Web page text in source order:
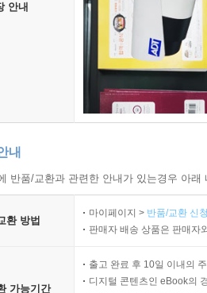
안내
내
반품/교환과 관련한 안내가 있는경우 아
환 방법
마이페이지 > 반품/교환 신
판매자 배송 상품은 판매자
가능기간
출고 완료 후 10일 이내의
디지털 콘텐츠인 eBook의